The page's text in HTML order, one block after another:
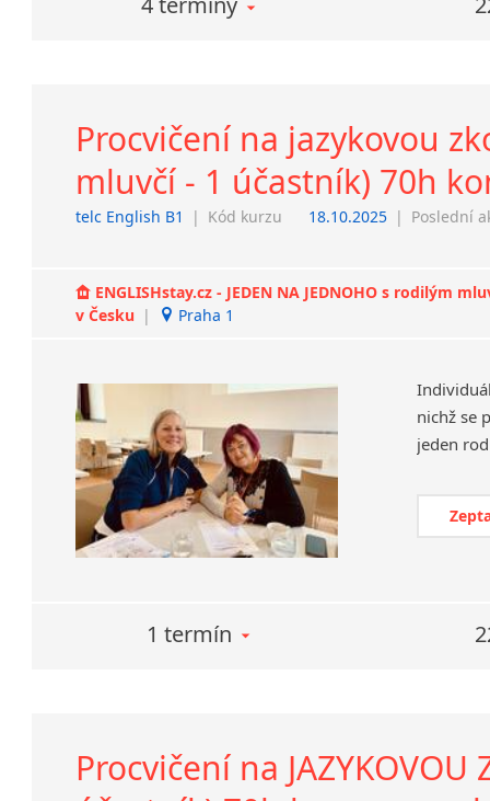
Procvičení na jazykovou
mluvčí - 1 účastník) 70h
telc English B1 | Kód kurzu 18.10.2025 | Poslední
ENGLISHstay.cz - JEDEN NA JEDNOHO s rodilým
v Česku | Praha 1
nichž se
1 termín
Procvičení na